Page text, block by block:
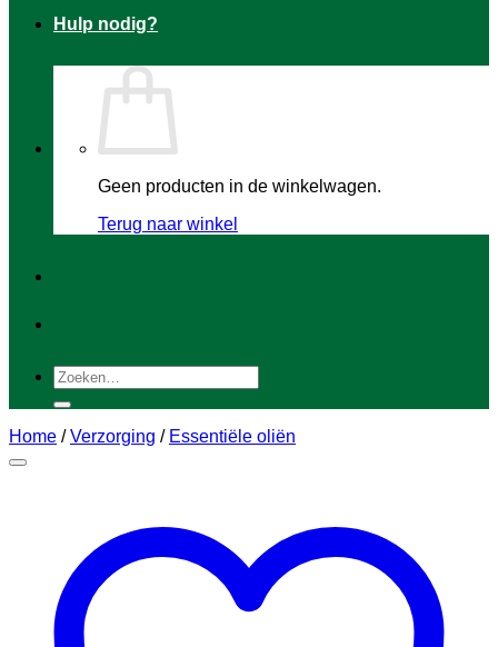
Hulp nodig?
Geen producten in de winkelwagen.
Terug naar winkel
Zoeken
naar:
Home / Verzorging / Essentiële oliën